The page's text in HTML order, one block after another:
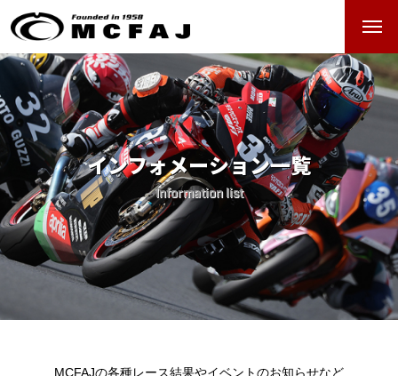
ホーム
クラブマンモトクロス
過去のレースアーカイブ
クラブマンロードレース
過去のレースアーカイブ
インフォメーション一覧
Information list
MCFAJの各種レース結果やイベントのお知らせなど